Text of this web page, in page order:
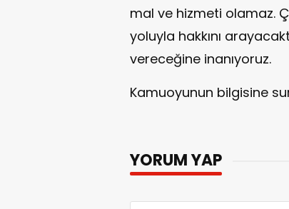
mal ve hizmeti olamaz.
yoluyla hakkını
vereceğine inanıyoruz.
Kamuoyunun bilgisine
YORUM YAP